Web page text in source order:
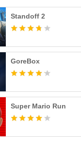
Standoff 2
GoreBox
Super Mario Run